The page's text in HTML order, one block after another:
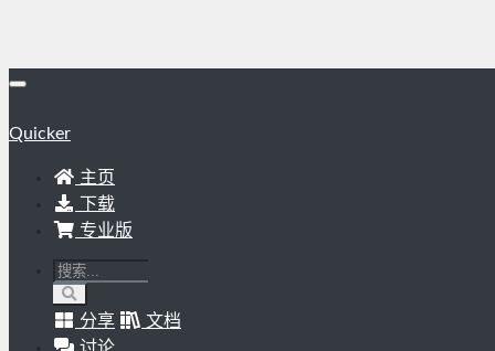
Quicker
主页
下载
专业版
分享
文档